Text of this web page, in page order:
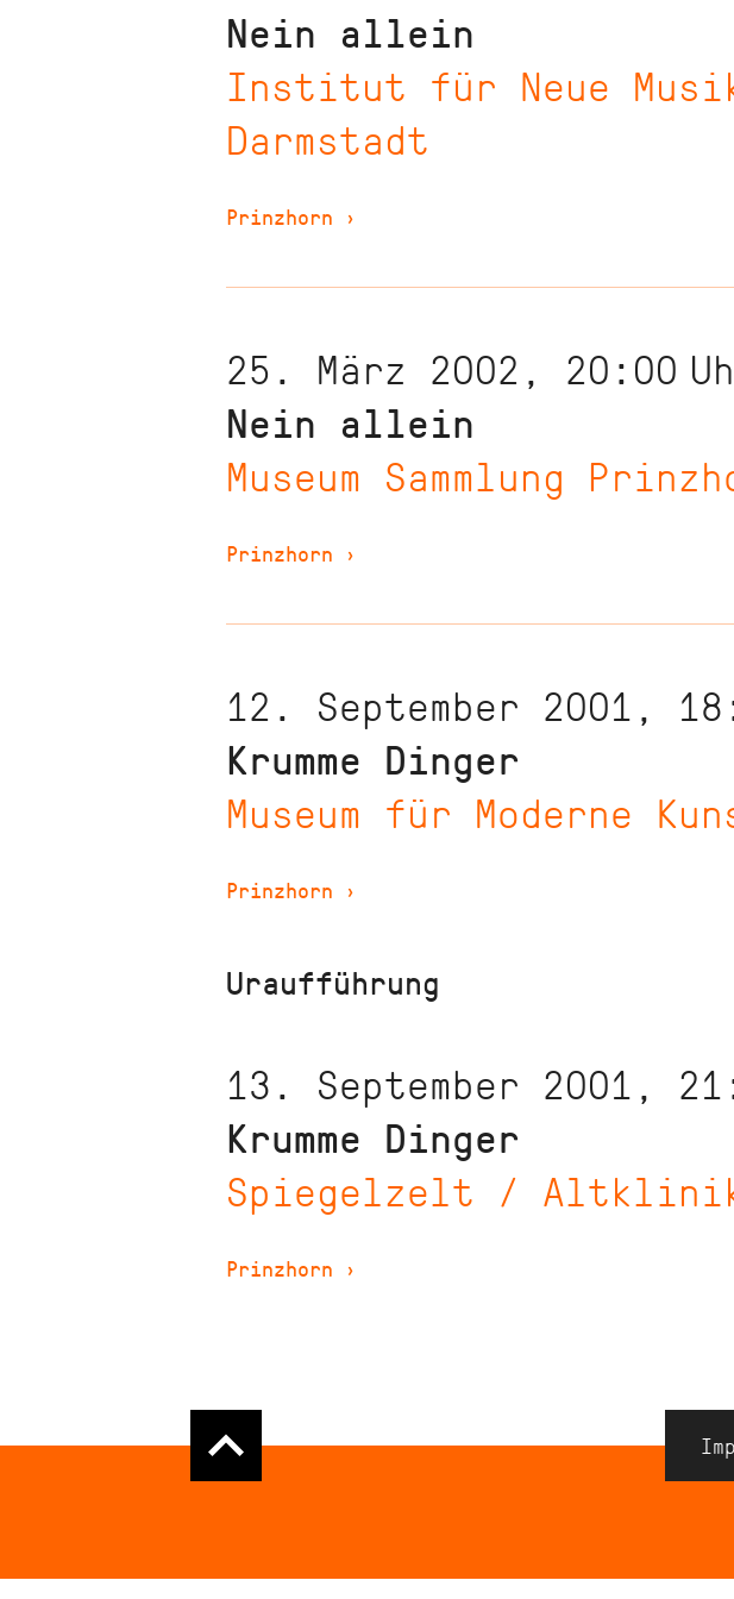
Nein allein
Institut für Neue
Darmstadt
Prinzhorn ›
25. März 2002, 20:00
Nein allein
Museum Sammlung
Prinzhorn ›
12. September 2001,
Krumme Dinger
Museum für Moderne
Prinzhorn ›
Uraufführung
13. September 2001,
Krumme Dinger
Spiegelzelt /
Prinzhorn ›